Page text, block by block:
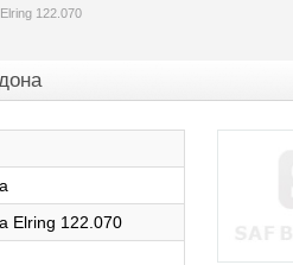
122.070
Elring 122.070